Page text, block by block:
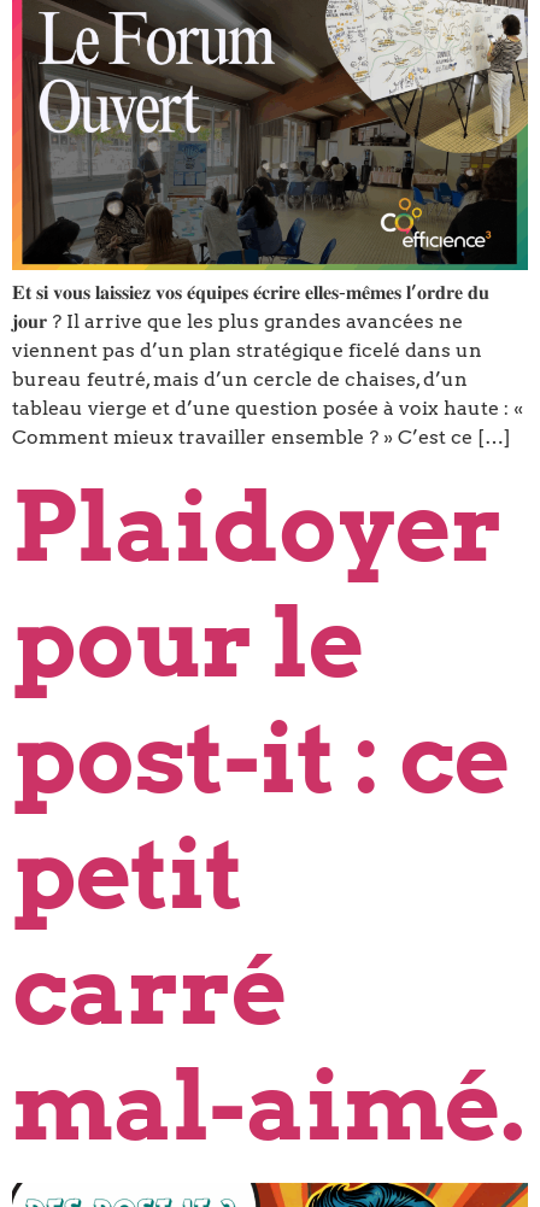
𝐄𝐭 𝐬𝐢 𝐯𝐨𝐮𝐬 𝐥𝐚𝐢𝐬𝐬𝐢𝐞𝐳 𝐯𝐨𝐬 𝐞́𝐪𝐮𝐢𝐩𝐞𝐬 𝐞́𝐜𝐫𝐢𝐫𝐞 𝐞𝐥𝐥𝐞𝐬-𝐦𝐞̂𝐦𝐞𝐬 𝐥’𝐨𝐫𝐝𝐫𝐞 𝐝𝐮
𝐣𝐨𝐮𝐫 ? Il arrive que les plus grandes avancées ne
viennent pas d’un plan stratégique ficelé dans un
bureau feutré, mais d’un cercle de chaises, d’un
tableau vierge et d’une question posée à voix haute : «
Comment mieux travailler ensemble ? » C’est ce […]
Plaidoyer
pour le
post-it : ce
petit
carré
mal-aimé.